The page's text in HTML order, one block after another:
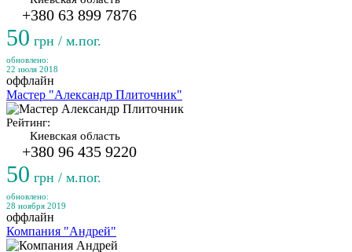
+380 63 899 7876
50 грн / м.пог.
обновлено:
22 июля 2018
оффлайн
Мастер "Александр Плиточник"
Рейтинг:
Киевская область
+380 96 435 9220
50 грн / м.пог.
обновлено:
28 ноября 2019
оффлайн
Компания "Андрей"